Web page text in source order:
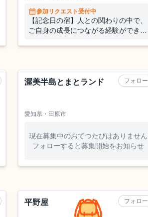
calendar_month参加リクエスト受付中
【記念日の宿】人との関わりの中で、
ご自身の成長につながる経験ができま
フォロー
渥美半島とまとランド
愛知県・田原市
現在募集中のおてつたびはありません
フォローすると募集開始をお知らせ
フォロー
平野屋